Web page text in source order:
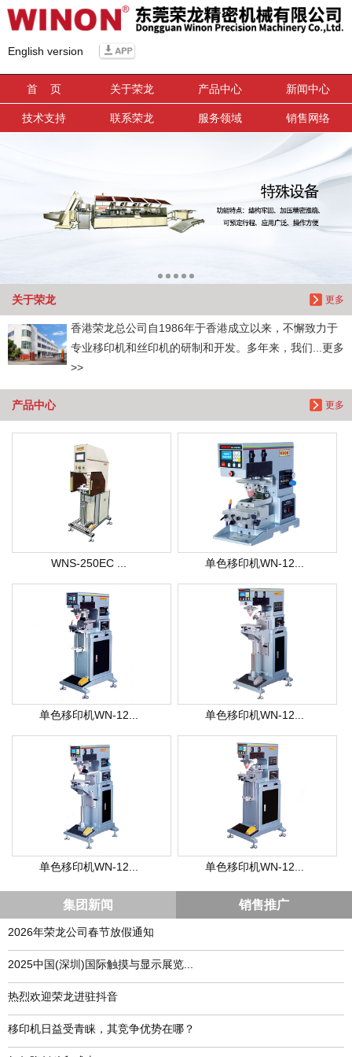
English version
首 页 关于荣龙 产品中心 新闻中心
技术支持 联系荣龙 服务领域 销售网络
更多
关于荣龙
香港荣龙总公司自1986年于香港成立以来，不懈致力于
专业移印机和丝印机的研制和开发。多年来，我们...更多
>>
更多
产品中心
WNS-250EC ... 单色移印机WN-12...
单色移印机WN-12... 单色移印机WN-12...
单色移印机WN-12... 单色移印机WN-12...
集团新闻 销售推广
2026年荣龙公司春节放假通知
​2025中国(深圳)国际触摸与显示展览...
热烈欢迎荣龙进驻抖音
移印机日益受青睐，其竞争优势在哪？
信息搜索
搜索